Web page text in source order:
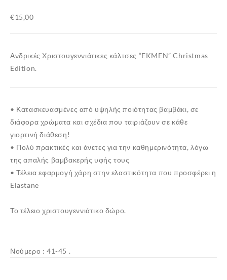
€15,00
Ανδρικές Χριστουγεννιάτικες κάλτσες “EKMEN” Christmas
Edition.
• Κατασκευασμένες από υψηλής ποιότητας βαμβάκι, σε
διάφορα χρώματα και σχέδια που ταιριάζουν σε κάθε
γιορτινή διάθεση!
• Πολύ πρακτικές και άνετες για την καθημερινότητα, λόγω
της απαλής βαμβακερής υφής τους
• Τέλεια εφαρμογή χάρη στην ελαστικότητα που προσφέρει η
Elastane
Το τέλειο χριστουγεννιάτικο δώρο.
Νούμερο : 41-45 .